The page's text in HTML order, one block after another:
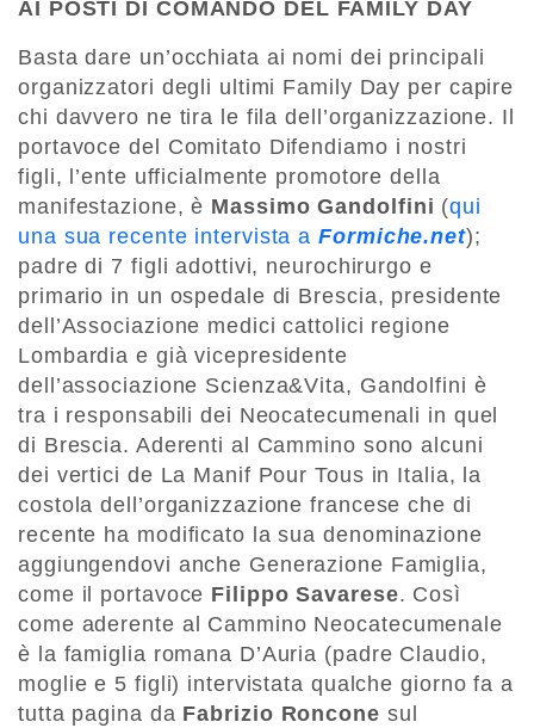
AI POSTI DI COMANDO DEL FAMILY DAY
Basta dare un’occhiata ai nomi dei principali
organizzatori degli ultimi Family Day per capire
chi davvero ne tira le fila dell’organizzazione. Il
portavoce del Comitato Difendiamo i nostri
figli, l’ente ufficialmente promotore della
manifestazione, è Massimo Gandolfini (qui
una sua recente intervista aFormiche.net);
padre di 7 figli adottivi, neurochirurgo e
primario in un ospedale di Brescia, presidente
dell’Associazione medici cattolici regione
Lombardia e già vicepresidente
dell’associazione Scienza&Vita, Gandolfini è
tra i responsabili dei Neocatecumenali in quel
di Brescia. Aderenti al Cammino sono alcuni
dei vertici de La Manif Pour Tous in Italia, la
costola dell’organizzazione francese che di
recente ha modificato la sua denominazione
aggiungendovi anche Generazione Famiglia,
come il portavoce Filippo Savarese. Così
come aderente al Cammino Neocatecumenale
è la famiglia romana D’Auria (padre Claudio,
moglie e 5 figli) intervistata qualche giorno fa a
tutta pagina da Fabrizio Roncone sul